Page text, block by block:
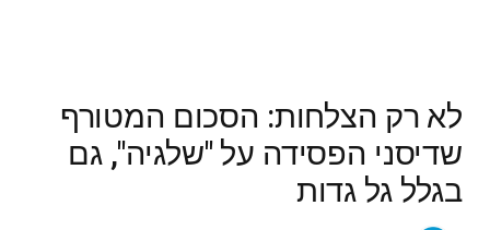
לא רק הצלחות: הסכום המטורף
שדיסני הפסידה על "שלגיה", גם
בגלל גל גדות